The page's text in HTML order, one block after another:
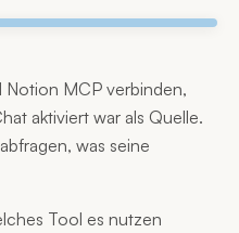
Notion MCP verbinden,
aktiviert war als Quelle.
was seine
Tool es nutzen